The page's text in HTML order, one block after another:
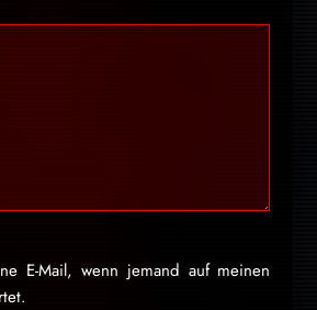
E-Mail, wenn jemand auf meinen